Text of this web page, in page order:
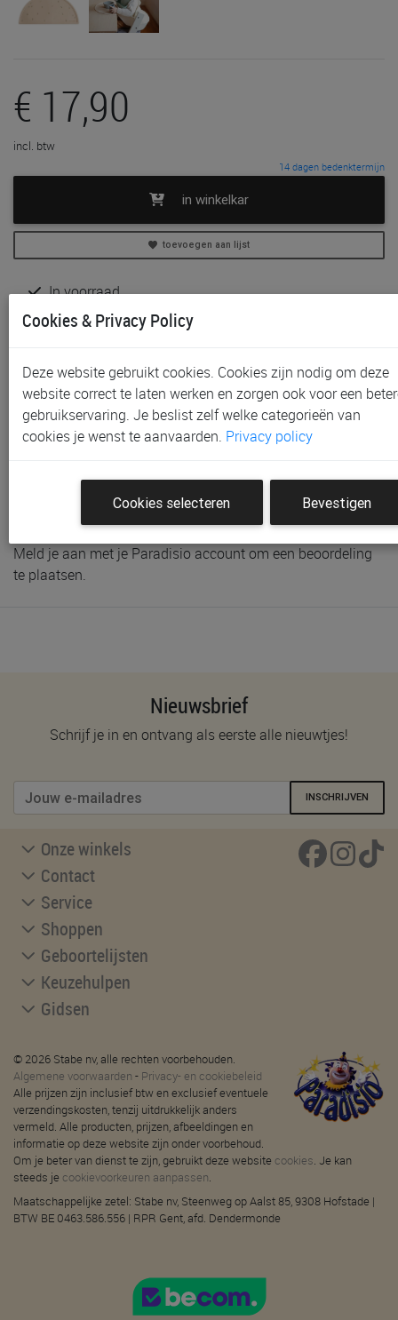
€ 17,90
incl. btw
14 dagen bedenktermijn
in winkelkar
toevoegen aan lijst
In voorraad
Gratis (en direct) af te halen in onze
Gent, Sint-Niklaas en Waregem
Productinformatie & specificaties
Voorraad bij Paradisio
Klantenbeoordelingen
Schrijf de eerste beoordeling
Meld je aan met je Paradisio account om een beoordeling
te plaatsen.
Nieuwsbrief
Schrijf je in en ontvang als eerste alle nieuwtjes!
INSCHRIJVEN
Onze winkels
Contact
Service
Shoppen
Geboortelijsten
Keuzehulpen
Gidsen
© 2026 Stabe nv, alle rechten voorbehouden.
Algemene voorwaarden - Privacy- en cookiebeleid
Alle prijzen zijn inclusief btw en exclusief eventuele
verzendingskosten, tenzij uitdrukkelijk anders
vermeld. Alle producten, prijzen, afbeeldingen en
informatie op deze website zijn onder voorbehoud.
Om je beter van dienst te zijn, gebruikt deze website cookies. Je kan
steeds je cookievoorkeuren aanpassen.
Maatschappelijke zetel: Stabe nv, Steenweg op Aalst 85, 9308 Hofstade |
BTW BE 0463.586.556 | RPR Gent, afd. Dendermonde
Cookies & Privacy Policy
Deze website gebruikt cookies. Cookies zijn nodig om deze
website correct te laten werken en zorgen ook voor een
gebruikservaring. Je beslist zelf welke categorieën van
cookies je wenst te aanvaarden. Privacy policy
Cookies selecteren Bevestigen